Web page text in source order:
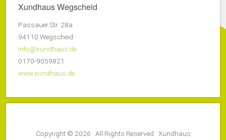
Xundhaus Wegscheid
Passauer Str. 28a
94110 Wegscheid
info@xundhaus.de
0170-9059821
www.xundhaus.de
Copyright © 2026 · All Rights Reserved · Xundhaus